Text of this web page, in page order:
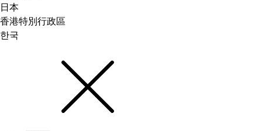
日本
香港特別行政區
한국